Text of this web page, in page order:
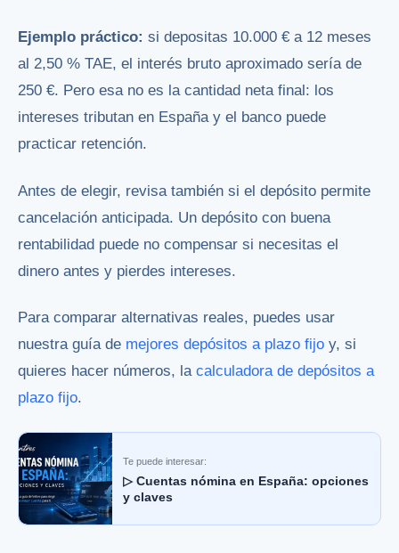
Ejemplo práctico: si depositas 10.000 € a 12 meses
al 2,50 % TAE, el interés bruto aproximado sería de
250 €. Pero esa no es la cantidad neta final: los
intereses tributan en España y el banco puede
practicar retención.
Antes de elegir, revisa también si el depósito permite
cancelación anticipada. Un depósito con buena
rentabilidad puede no compensar si necesitas el
dinero antes y pierdes intereses.
Para comparar alternativas reales, puedes usar
nuestra guía de mejores depósitos a plazo fijo y, si
quieres hacer números, la calculadora de depósitos a
plazo fijo.
Te puede interesar:
▷ Cuentas nómina en España: opciones
y claves